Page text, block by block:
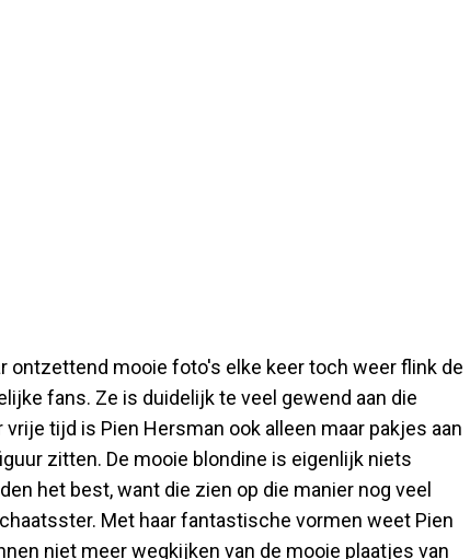
ontzettend mooie foto's elke keer toch weer flink de
fans. Ze is duidelijk te veel gewend aan die
tijd is Pien Hersman ook alleen maar pakjes aan
zitten. De mooie blondine is eigenlijk niets
het best, want die zien op die manier nog veel
Met haar fantastische vormen weet Pien
niet meer wegkijken van de mooie plaatjes van